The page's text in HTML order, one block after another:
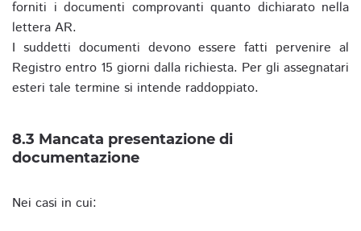
forniti i documenti comprovanti quanto dichiarato nella
lettera AR.
I suddetti documenti devono essere fatti pervenire al
Registro entro 15 giorni dalla richiesta. Per gli assegnatari
esteri tale termine si intende raddoppiato.
8.3 Mancata presentazione di
documentazione
Nei casi in cui: